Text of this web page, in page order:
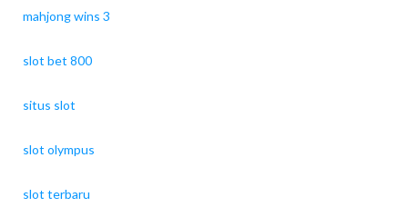
mahjong wins 3
slot bet 800
situs slot
slot olympus
slot terbaru